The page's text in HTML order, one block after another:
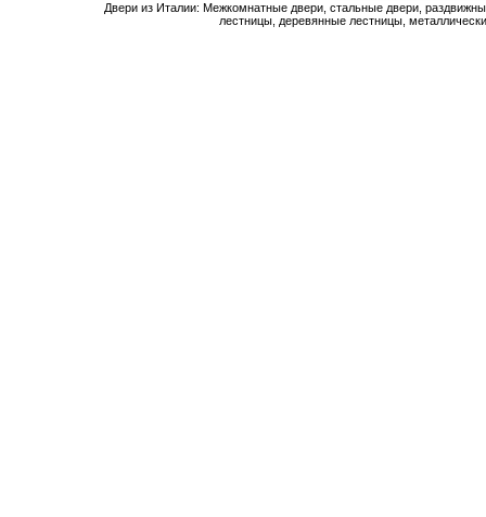
Двери из Италии: Межкомнатные двери, стальные двери,
лестницы, деревянные лестницы,